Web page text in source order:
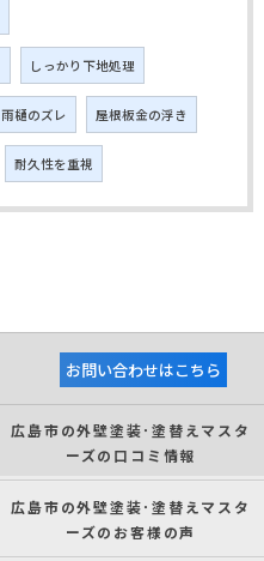
しっかり下地処理
雨樋のズレ 屋根板金の浮き
耐久性を重視
お問い合わせはこちら
広島市の外壁塗装･塗替えマスタ
ーズの口コミ情報
広島市の外壁塗装･塗替えマスタ
ーズのお客様の声